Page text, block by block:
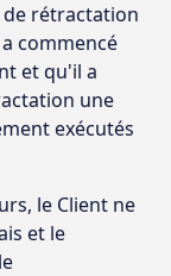
de rétractation
commencé
et qu'il a
une
exécutés
le Client ne
et le